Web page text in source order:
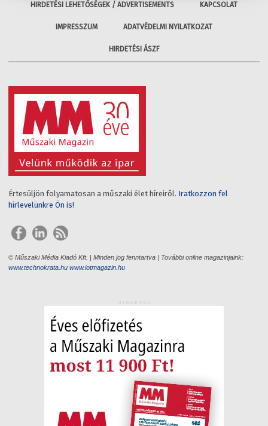
HIRDETÉSI LEHETŐSÉGEK / ADVERTISEMENTS KAPCSOLAT
IMPRESSZUM ADATVÉDELMI NYILATKOZAT
HIRDETÉSI ÁSZF
Értesüljön folyamatosan a műszaki élet híreiről. Iratkozzon fel
hírlevelünkre Ön is!
© Műszaki Média Kiadó Kft. | Minden jog fenntartva | További online magazinjaink:
www.technokrata.hu www.iotmagazin.hu
HIRDETÉS